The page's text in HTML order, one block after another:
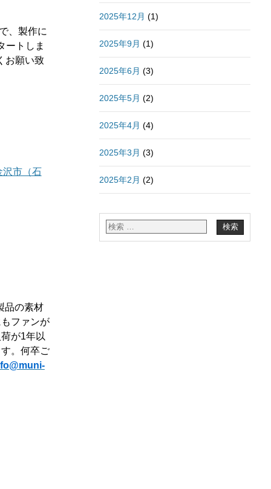
、製作に
ートしま
お願い致
沢市（石
品の素材
ファンが
が1年以
。何卒ご
2025年12月 (1)
2025年9月 (1)
2025年6月 (3)
2025年5月 (2)
2025年4月 (4)
2025年3月 (3)
2025年2月 (2)